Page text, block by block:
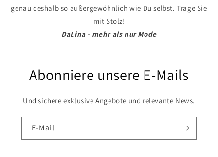
genau deshalb so außergewöhnlich wie Du selbst. Trage Sie
mit Stolz!
DaLina - mehr als nur Mode
Abonniere unsere E-Mails
Und sichere exklusive Angebote und relevante News.
E-Mail